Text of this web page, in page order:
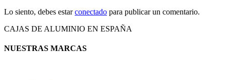
Lo siento, debes estarconectado para publicar un comentario.
CAJAS DE ALUMINIO EN ESPAÑA
NUESTRAS MARCAS